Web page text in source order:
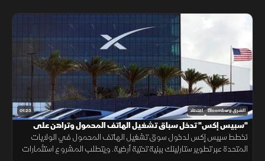
01:23 الشرق Bloomberg اقتصاد
"سبيس إكس" تدخل سباق تشغيل الهاتف المحمول وتراهن على
"ستارلينك"
تخطط سبيس إكس لدخول سوق تشغيل الهاتف المحمول في الولايات
المتحدة عبر تطوير ستارلينك ببنية تحتية أرضية. ويتطلب المشروع استثمارات